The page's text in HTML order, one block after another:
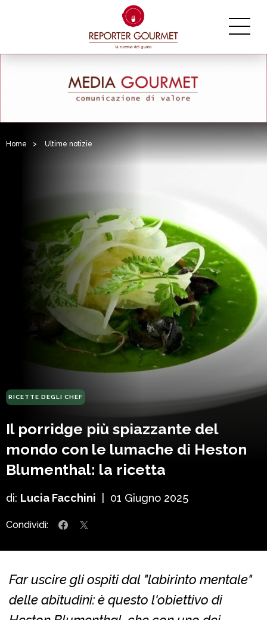
Home > Ultime notizie
RICETTE DEGLI CHEF
Il porridge più spiazzante del
mondo con le lumache di Heston
Blumenthal: la ricetta
di: Lucia Facchini 01 Giugno 2025
Condividi:
Far uscire gli ospiti dal "labirinto mentale"
delle abitudini: è questo l'obiettivo di